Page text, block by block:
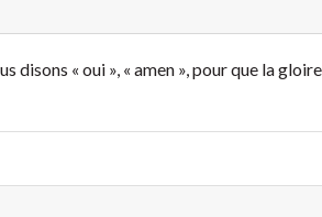
disons « oui », « amen », pour que la